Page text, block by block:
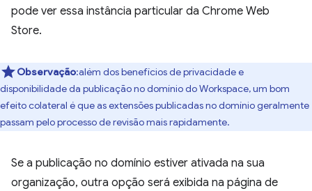
pode ver essa instância particular da Chrome Web
Store.
Observação:além dos benefícios de privacidade e
disponibilidade da publicação no domínio do Workspace, um bom
efeito colateral é que as extensões publicadas no domínio geralmente
passam pelo processo de revisão mais rapidamente.
Se a publicação no domínio estiver ativada na sua
organização, outra opção será exibida na página de